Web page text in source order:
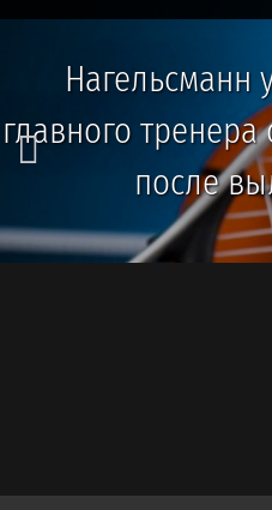
Нагельсманн
главного
после